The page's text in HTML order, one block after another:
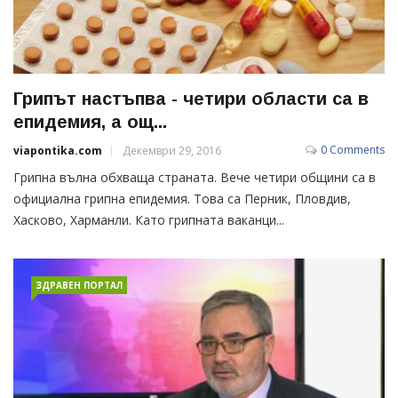
Грипът настъпва - четири области са в
епидемия, а ощ...
viapontika.com Декември 29, 2016 0 Comments
Грипна вълна обхваща страната. Вече четири общини са в
официална грипна епидемия. Това са Перник, Пловдив,
Хасково, Харманли. Като грипната ваканци...
ЗДРАВЕН ПОРТАЛ